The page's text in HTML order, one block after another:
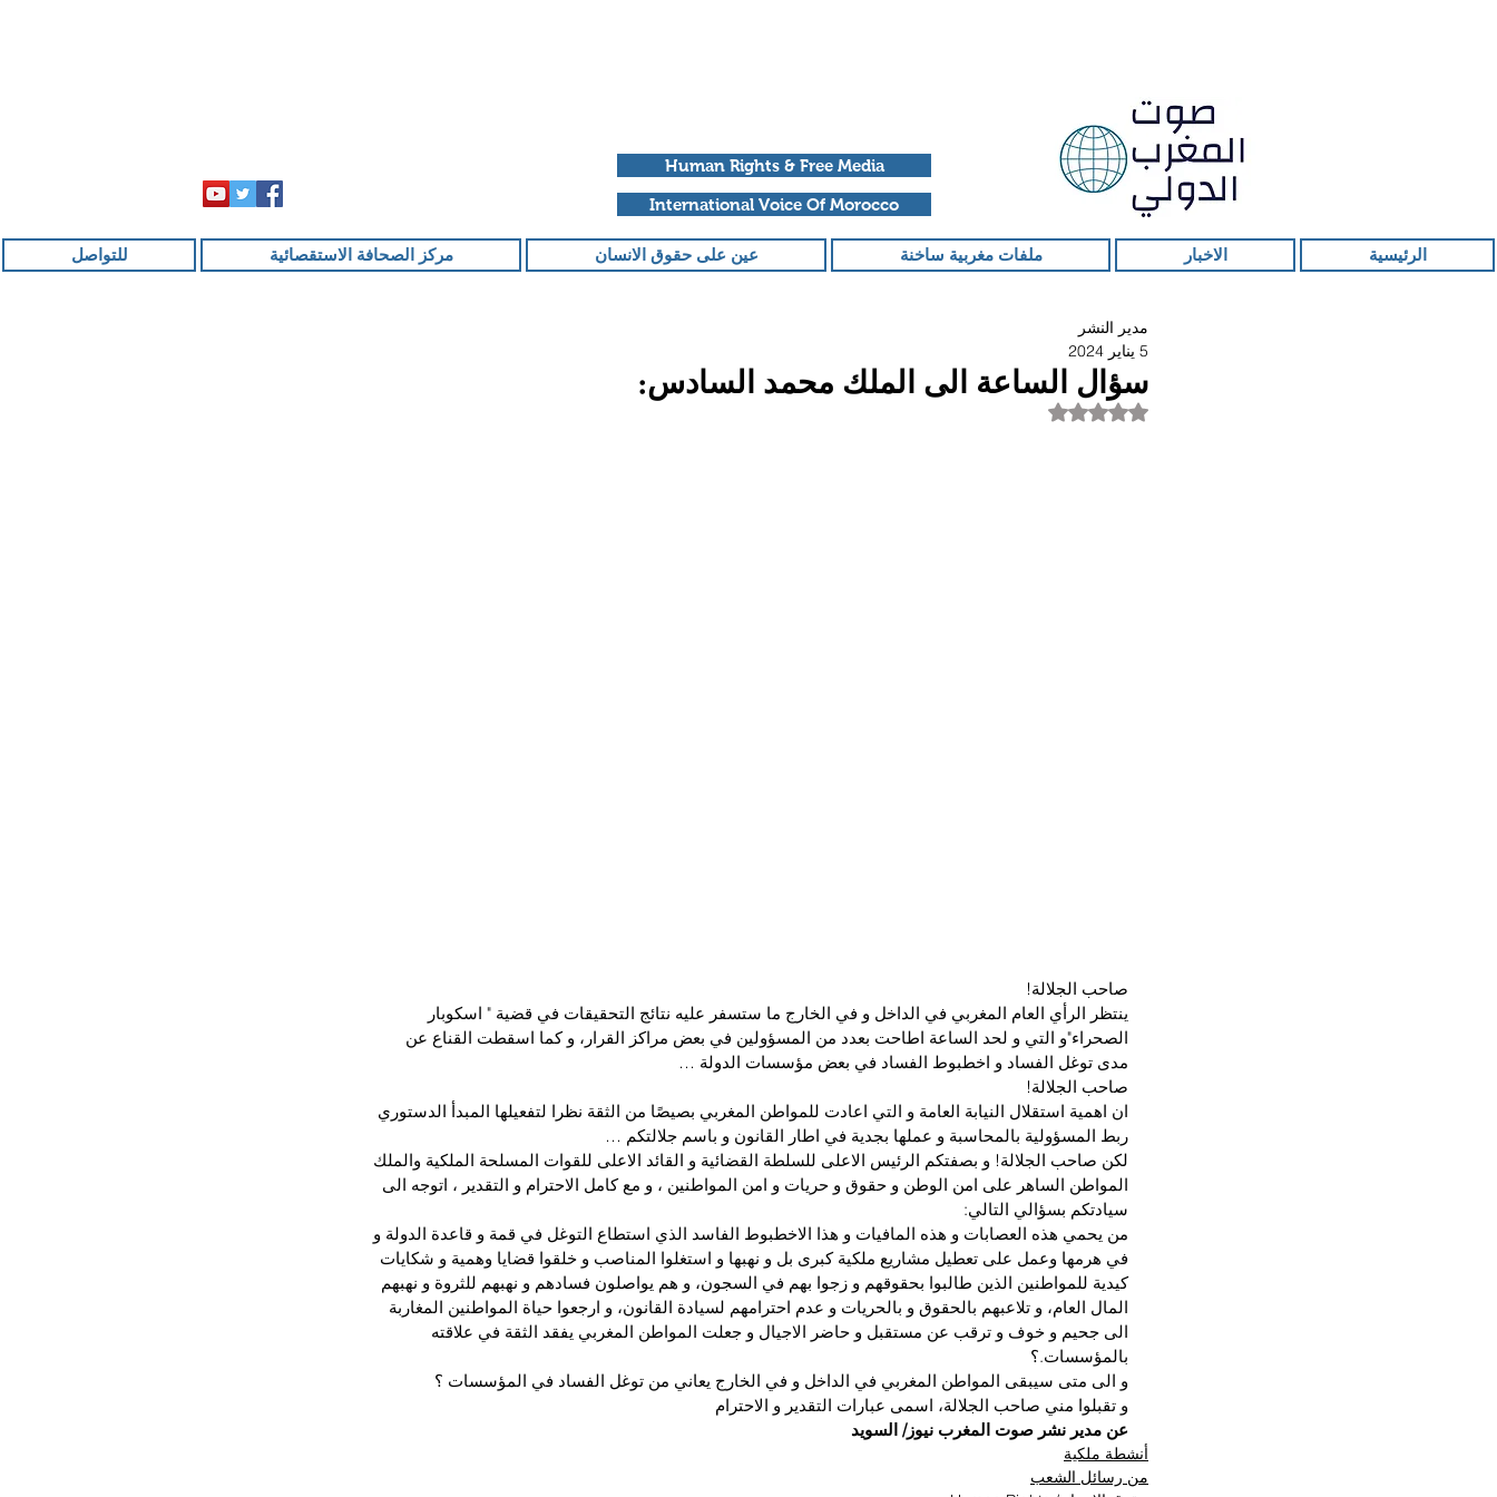
Human Rights & Free Media
International Voice Of Morocco
الرئيسية الاخبار ملفات مغربية ساخنة عين على حقوق الانسان مركز الصحافة الاستقصائية للتواصل
سؤال الساعة الى الملك محمد السادس:
مدير النشر
5 يناير 2024
تم التقييم بـ ليس رقمًا من أصل 5 نجوم.
صاحب الجلالة!
ينتظر الرأي العام المغربي في الداخل و في الخارج ما ستسفر عليه نتائج التحقيقات في قضية " اسكوبار
الصحراء"و التي و لحد الساعة اطاحت بعدد من المسؤولين في بعض مراكز القرار، و كما اسقطت القناع عن
مدى توغل الفساد و اخطبوط الفساد في بعض مؤسسات الدولة …
صاحب الجلالة!
ان اهمية استقلال النيابة العامة و التي اعادت للمواطن المغربي بصيصًا من الثقة نظرا لتفعيلها المبدأ الدستوري
ربط المسؤولية بالمحاسبة و عملها بجدية في اطار القانون و باسم جلالتكم …
لكن صاحب الجلالة! و بصفتكم الرئيس الاعلى للسلطة القضائية و القائد الاعلى للقوات المسلحة الملكية والملك
المواطن الساهر على امن الوطن و حقوق و حريات و امن المواطنين ، و مع كامل الاحترام و التقدير ، اتوجه الى
سيادتكم بسؤالي التالي:
من يحمي هذه العصابات و هذه المافيات و هذا الاخطبوط الفاسد الذي استطاع التوغل في قمة و قاعدة الدولة و
في هرمها وعمل على تعطيل مشاريع ملكية كبرى بل و نهبها و استغلوا المناصب و خلقوا قضايا وهمية و شكايات
كيدية للمواطنين الذين طالبوا بحقوقهم و زجوا بهم في السجون، و هم يواصلون فسادهم و نهبهم للثروة و نهبهم
المال العام، و تلاعبهم بالحقوق و بالحريات و عدم احترامهم لسيادة القانون، و ارجعوا حياة المواطنين المغاربة
الى جحيم و خوف و ترقب عن مستقبل و حاضر الاجيال و جعلت المواطن المغربي يفقد الثقة في علاقته
بالمؤسسات.؟
و الى متى سيبقى المواطن المغربي في الداخل و في الخارج يعاني من توغل الفساد في المؤسسات ؟
و تقبلوا مني صاحب الجلالة، اسمى عبارات التقدير و الاحترام
عن مدير نشر صوت المغرب نيوز/ السويد
أنشطة ملكية
من رسائل الشعب